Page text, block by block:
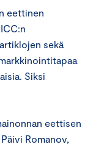
eettinen
sekä
Siksi
eettisen
Romanov,